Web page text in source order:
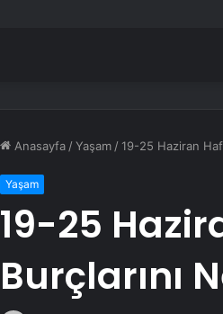
Anasayfa /Yaşam /19-25 Haziran
Yaşam
19-25
Burçlarını